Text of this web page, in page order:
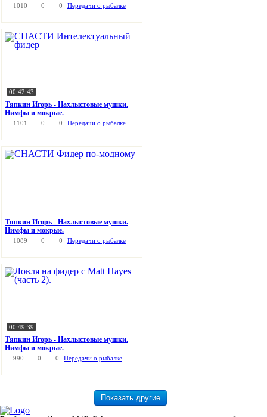
1010 0 0 Передачи о рыбалке
00:42:43
Тяпкин Игорь - Нахлыстовые мушки.
Нимфы и мокрые.
1101 0 0 Передачи о рыбалке
Тяпкин Игорь - Нахлыстовые мушки.
Нимфы и мокрые.
1089 0 0 Передачи о рыбалке
00:49:39
Тяпкин Игорь - Нахлыстовые мушки.
Нимфы и мокрые.
990 0 0 Передачи о рыбалке